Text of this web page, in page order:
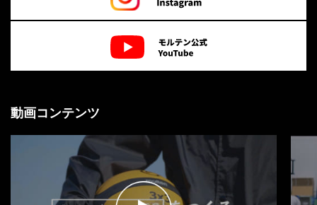
動画コンテンツ